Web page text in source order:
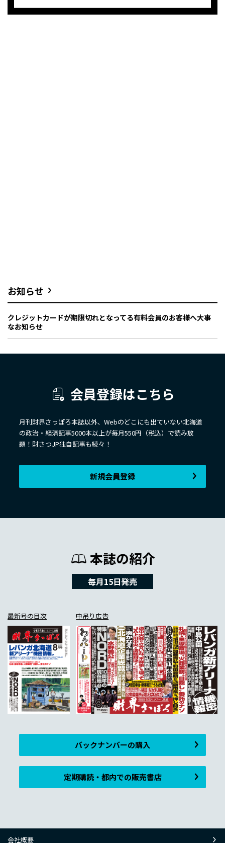
お知らせ
クレジットカードが期限切れとなってる有料会員のお客様へ大事
なお知らせ
会員登録はこちら
月刊財界さっぽろ本誌以外、Webのどこにも出ていない北海道
の政治・経済記事5000本以上が毎月550円（税込）で読み放
題！財さつJP独自記事も続々！
新規会員登録
本誌の紹介
毎月15日発売
最新号の目次 中吊り広告
バックナンバーの購入
定期購読・都内での販売書店
会社概要